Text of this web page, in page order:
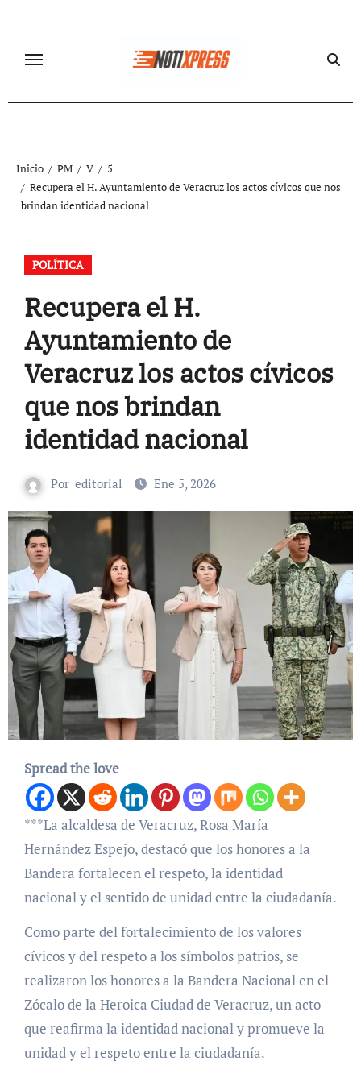
contenido
Inicio PM V
5
Recupera el H. Ayuntamiento de Veracruz los actos cívicos que nos
brindan identidad nacional
POLÍTICA
Recupera el H.
Ayuntamiento de
Veracruz los actos cívicos
que nos brindan
identidad nacional
Por editorial Ene 5, 2026
Spread the love
***La alcaldesa de Veracruz, Rosa María
Hernández Espejo, destacó que los honores a la
Bandera fortalecen el respeto, la identidad
nacional y el sentido de unidad entre la ciudadanía.
Como parte del fortalecimiento de los valores
cívicos y del respeto a los símbolos patrios, se
realizaron los honores a la Bandera Nacional en el
Zócalo de la Heroica Ciudad de Veracruz, un acto
que reafirma la identidad nacional y promueve la
unidad y el respeto entre la ciudadanía.